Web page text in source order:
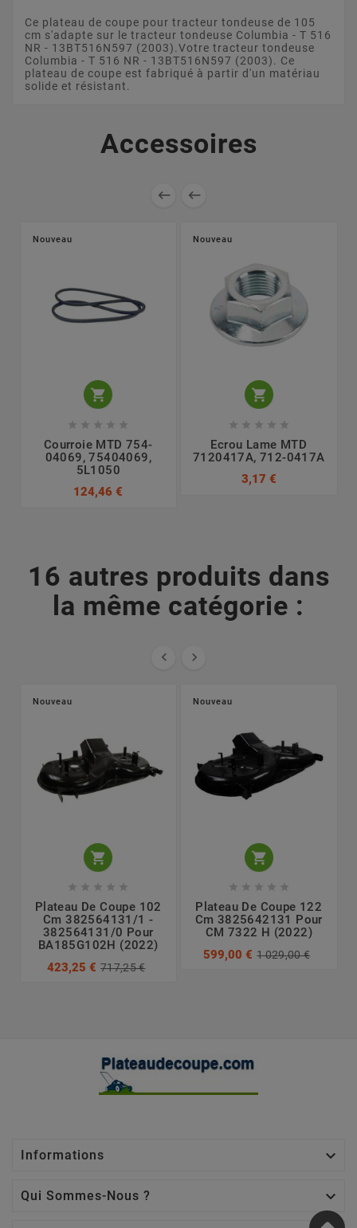
Ce plateau de coupe pour tracteur tondeuse de 105
cm s'adapte sur le tracteur tondeuse Columbia - T 516
NR - 13BT516N597 (2003).Votre tracteur tondeuse
Columbia - T 516 NR - 13BT516N597 (2003). Ce
plateau de coupe est fabriqué à partir d'un matériau
solide et résistant.
Accessoires
 
Nouveau

    
Courroie MTD 754-
04069, 75404069,
5L1050
124,46 €
Nouveau

    
Ecrou Lame MTD
7120417A, 712-0417A
3,17 €
16 autres produits dans
la même catégorie :
 
Nouveau

    
Plateau De Coupe 102
Cm 382564131/1 -
382564131/0 Pour
BA185G102H (2022)
423,25 € 717,25 €
Nouveau

    
Plateau De Coupe 122
Cm 3825642131 Pour
CM 7322 H (2022)
599,00 € 1 029,00 €
Informations 
Qui Sommes-Nous ? 